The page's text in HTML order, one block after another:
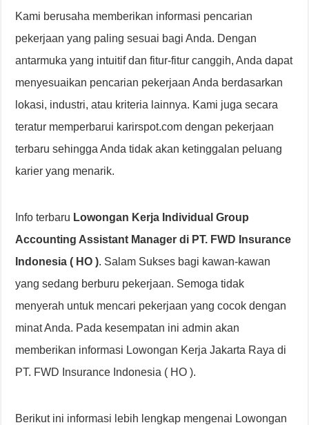
Kami berusaha memberikan informasi pencarian
pekerjaan yang paling sesuai bagi Anda. Dengan
antarmuka yang intuitif dan fitur-fitur canggih, Anda dapat
menyesuaikan pencarian pekerjaan Anda berdasarkan
lokasi, industri, atau kriteria lainnya. Kami juga secara
teratur memperbarui karirspot.com dengan pekerjaan
terbaru sehingga Anda tidak akan ketinggalan peluang
karier yang menarik.
Info terbaru Lowongan Kerja Individual Group
Accounting Assistant Manager di PT. FWD Insurance
Indonesia ( HO ). Salam Sukses bagi kawan-kawan
yang sedang berburu pekerjaan. Semoga tidak
menyerah untuk mencari pekerjaan yang cocok dengan
minat Anda. Pada kesempatan ini admin akan
memberikan informasi Lowongan Kerja Jakarta Raya di
PT. FWD Insurance Indonesia ( HO ).
Berikut ini informasi lebih lengkap mengenai Lowongan